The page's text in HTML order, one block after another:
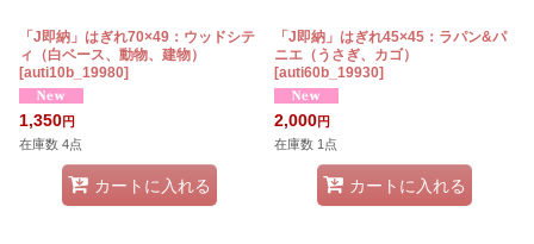
「J即納」はぎれ70×49：ウッドシテ
ィ（白ベース、動物、建物）
[auti10b_19980]
1,350円
在庫数 4点
カートに入れる
「J即納」はぎれ45×45：ラパン&パ
ニエ（うさぎ、カゴ）
[auti60b_19930]
2,000円
在庫数 1点
カートに入れる